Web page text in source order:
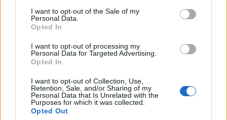
consent section.
I want to opt-out of the Sale of my
Personal Data.
Opted In
I want to opt-out of processing my
Personal Data for Targeted Advertising.
Opted In
I want to opt-out of Collection, Use,
Retention, Sale, and/or Sharing of my
Personal Data that Is Unrelated with the
Purposes for which it was collected.
Opted Out
εξετάζεται και το ενδεχόμενο να υπήρχε πρόβλημα
στατικότητας στις σκαλωσιές οι οποίες
γκρεμίστηκαν σαν πύργος από τραπουλόχαρτα.